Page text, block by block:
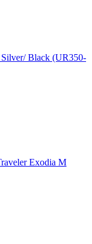
Black (UR350-
Exodia M